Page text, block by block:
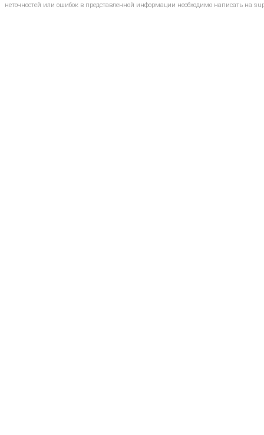
неточностей или ошибок в представленной информации необходимо написать на